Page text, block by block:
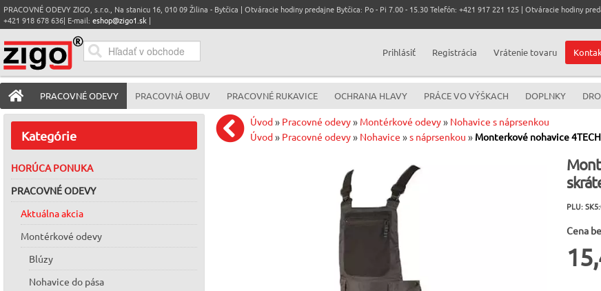
PRACOVNÉ ODEVY ZIGO, s.r.o., Na stanicu 16, 010 09 Žilina - Bytčica | Otváracie hodiny predajne Bytčica: Po - Pi 7.00 - 15.30 Telefón: +421 917 221 125 | Otváracie hodiny
+421 918 678 636| E-mail: eshop@zigo1.sk |
Prihlásiť Registrácia Vrátenie tovaru
PRACOVNÉ ODEVY PRACOVNÁ OBUV PRACOVNÉ RUKAVICE OCHRANA HLAVY PRÁCE VO VÝŠKACH DOPLNKY
Kategórie
HORÚCA PONUKA
PRACOVNÉ ODEVY
Aktuálna akcia
Montérkové odevy
Blúzy
Nohavice do pása
Úvod» Pracovné odevy» Montérkové odevy» Nohavice s náprsenkou
Úvod» Pracovné odevy» Nohavice »s náprsenkou » Monterkové nohavice
PLU:
Cena